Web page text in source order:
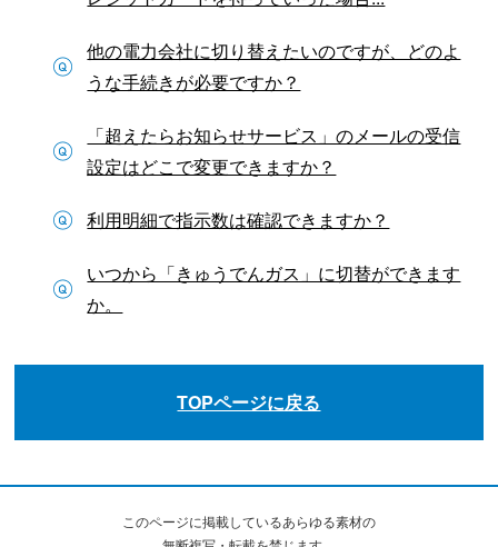
他の電力会社に切り替えたいのですが、どのよ
うな手続きが必要ですか？
「超えたらお知らせサービス」のメールの受信
設定はどこで変更できますか？
利用明細で指示数は確認できますか？
いつから「きゅうでんガス」に切替ができます
か。
TOPページに戻る
このページに掲載しているあらゆる素材の